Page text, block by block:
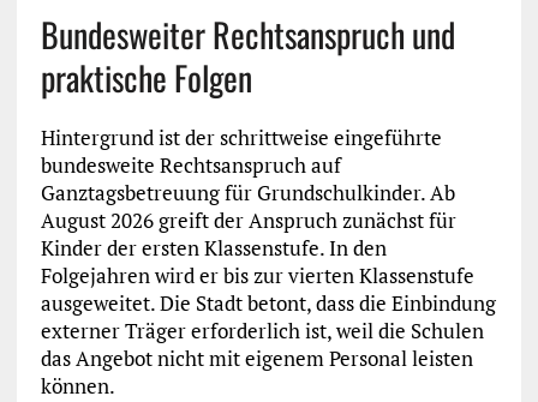
Bundesweiter Rechtsanspruch und
praktische Folgen
Hintergrund ist der schrittweise eingeführte
bundesweite Rechtsanspruch auf
Ganztagsbetreuung für Grundschulkinder. Ab
August 2026 greift der Anspruch zunächst für
Kinder der ersten Klassenstufe. In den
Folgejahren wird er bis zur vierten Klassenstufe
ausgeweitet. Die Stadt betont, dass die Einbindung
externer Träger erforderlich ist, weil die Schulen
das Angebot nicht mit eigenem Personal leisten
können.